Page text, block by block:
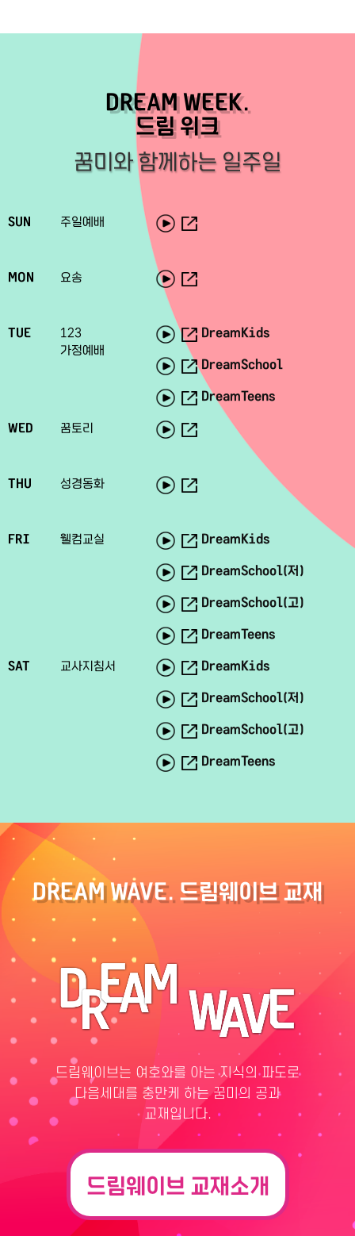
DREAM WEEK.
드림 위크
꿈미와 함께하는 일주일
SUN 주일예배
MON 요송
TUE
123
가정예배
DreamKids
DreamSchool
DreamTeens
WED 꿈토리
THU 성경동화
FRI 웰컴교실
DreamKids
DreamSchool(저)
DreamSchool(고)
DreamTeens
SAT 교사지침서
DreamKids
DreamSchool(저)
DreamSchool(고)
DreamTeens
DREAM WAVE. 드림웨이브 교재
드림웨이브는 여호와를 아는 지식의 파도로
다음세대를 충만케 하는 꿈미의 공과
교재입니다.
드림웨이브 교재소개